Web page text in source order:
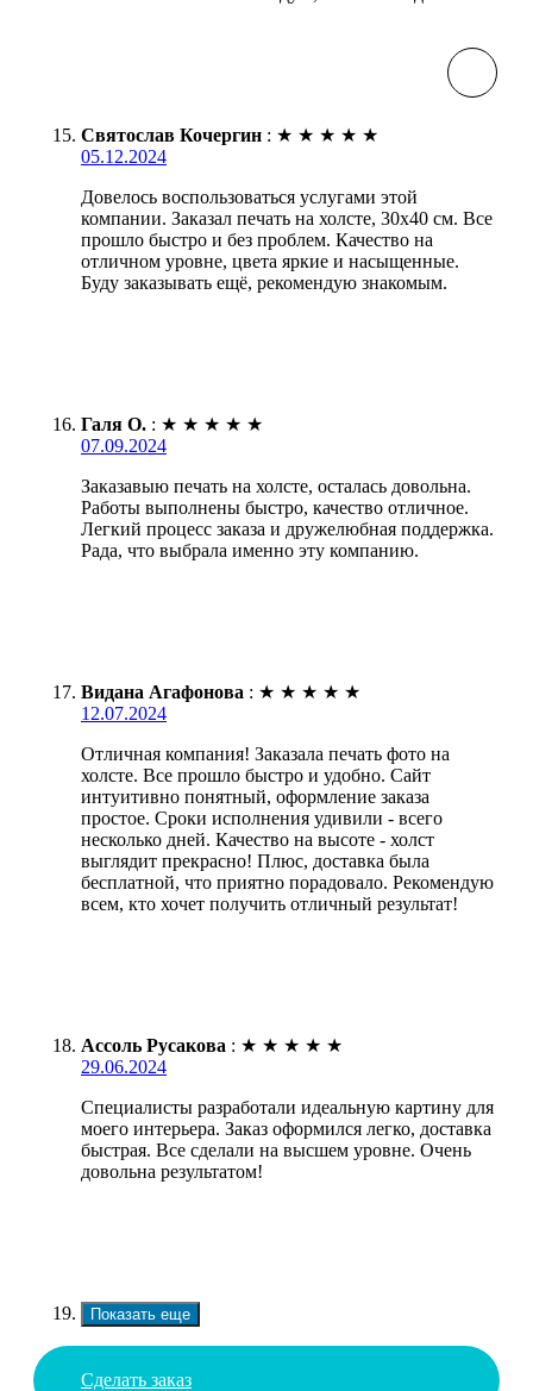
Святослав Кочергин : ★ ★ ★ ★ ★
05.12.2024
Довелось воспользоваться услугами этой
компании. Заказал печать на холсте, 30х40 см. Все
прошло быстро и без проблем. Качество на
отличном уровне, цвета яркие и насыщенные.
Буду заказывать ещё, рекомендую знакомым.
Галя О. : ★ ★ ★ ★ ★
07.09.2024
Заказавыю печать на холсте, осталась довольна.
Работы выполнены быстро, качество отличное.
Легкий процесс заказа и дружелюбная поддержка.
Рада, что выбрала именно эту компанию.
Видана Агафонова : ★ ★ ★ ★ ★
12.07.2024
Отличная компания! Заказала печать фото на
холсте. Все прошло быстро и удобно. Сайт
интуитивно понятный, оформление заказа
простое. Сроки исполнения удивили - всего
несколько дней. Качество на высоте - холст
выглядит прекрасно! Плюс, доставка была
бесплатной, что приятно порадовало. Рекомендую
всем, кто хочет получить отличный результат!
Ассоль Русакова : ★ ★ ★ ★ ★
29.06.2024
Специалисты разработали идеальную картину для
моего интерьера. Заказ оформился легко, доставка
быстрая. Все сделали на высшем уровне. Очень
довольна результатом!
Показать еще
Сделать заказ